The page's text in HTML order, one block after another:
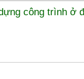
công trình ở